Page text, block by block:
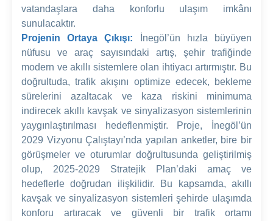
vatandaşlara daha konforlu ulaşım imkânı
sunulacaktır.
Projenin Ortaya Çıkışı:
İnegöl’ün hızla büyüyen
nüfusu ve araç sayısındaki artış, şehir trafiğinde
modern ve akıllı sistemlere olan ihtiyacı artırmıştır. Bu
doğrultuda, trafik akışını optimize edecek, bekleme
sürelerini azaltacak ve kaza riskini minimuma
indirecek akıllı kavşak ve sinyalizasyon sistemlerinin
yaygınlaştırılması hedeflenmiştir. Proje, İnegöl’ün
2029 Vizyonu Çalıştayı’nda yapılan anketler, bire bir
görüşmeler ve oturumlar doğrultusunda geliştirilmiş
olup, 2025-2029 Stratejik Plan’daki amaç ve
hedeflerle doğrudan ilişkilidir. Bu kapsamda, akıllı
kavşak ve sinyalizasyon sistemleri şehirde ulaşımda
konforu artıracak ve güvenli bir trafik ortamı